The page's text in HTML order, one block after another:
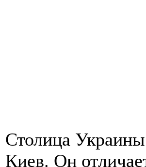
Столица
Киев. Он